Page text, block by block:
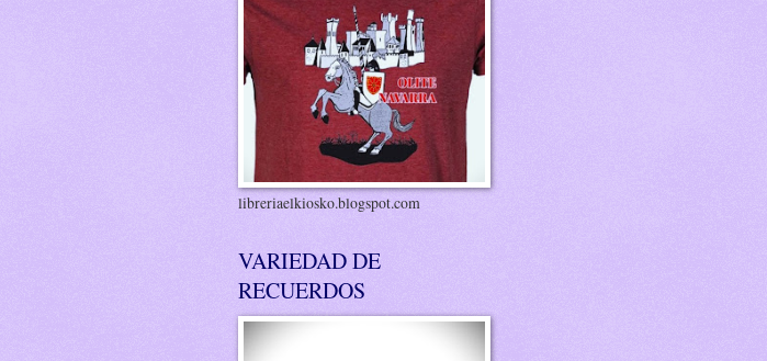
libreriaelkiosko.blogspot.com
VARIEDAD DE
RECUERDOS